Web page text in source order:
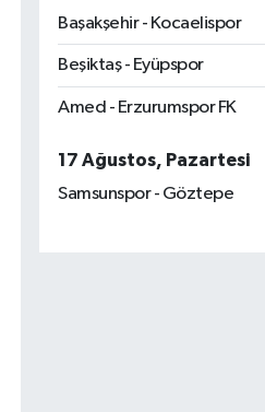
Başakşehir - Kocaelispor
Beşiktaş - Eyüpspor
Amed - Erzurumspor FK
17 Ağustos, Pazartesi
Samsunspor - Göztepe